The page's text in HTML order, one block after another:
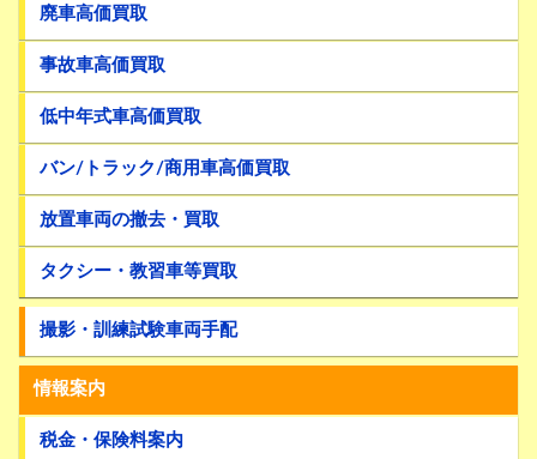
廃車高価買取
事故車高価買取
低中年式車高価買取
バン/トラック/商用車高価買取
放置車両の撤去・買取
タクシー・教習車等買取
撮影・訓練試験車両手配
情報案内
税金・保険料案内